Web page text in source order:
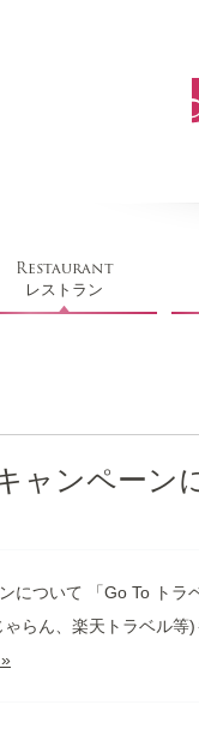
Restaurant
レストラン
ャンペーン
について 「Go To ト
らん、楽天トラベル